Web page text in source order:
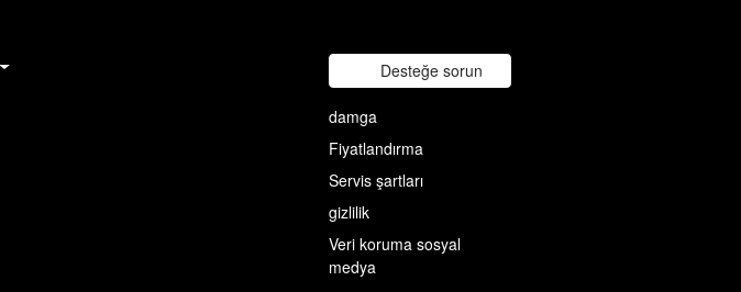
Desteğe sorun
damga
Fiyatlandırma
Servis şartları
gizlilik
Veri koruma sosyal
medya